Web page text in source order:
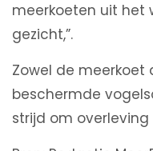
meerkoeten uit het
gezicht,”.
Zowel de meerkoet
beschermde
strijd om